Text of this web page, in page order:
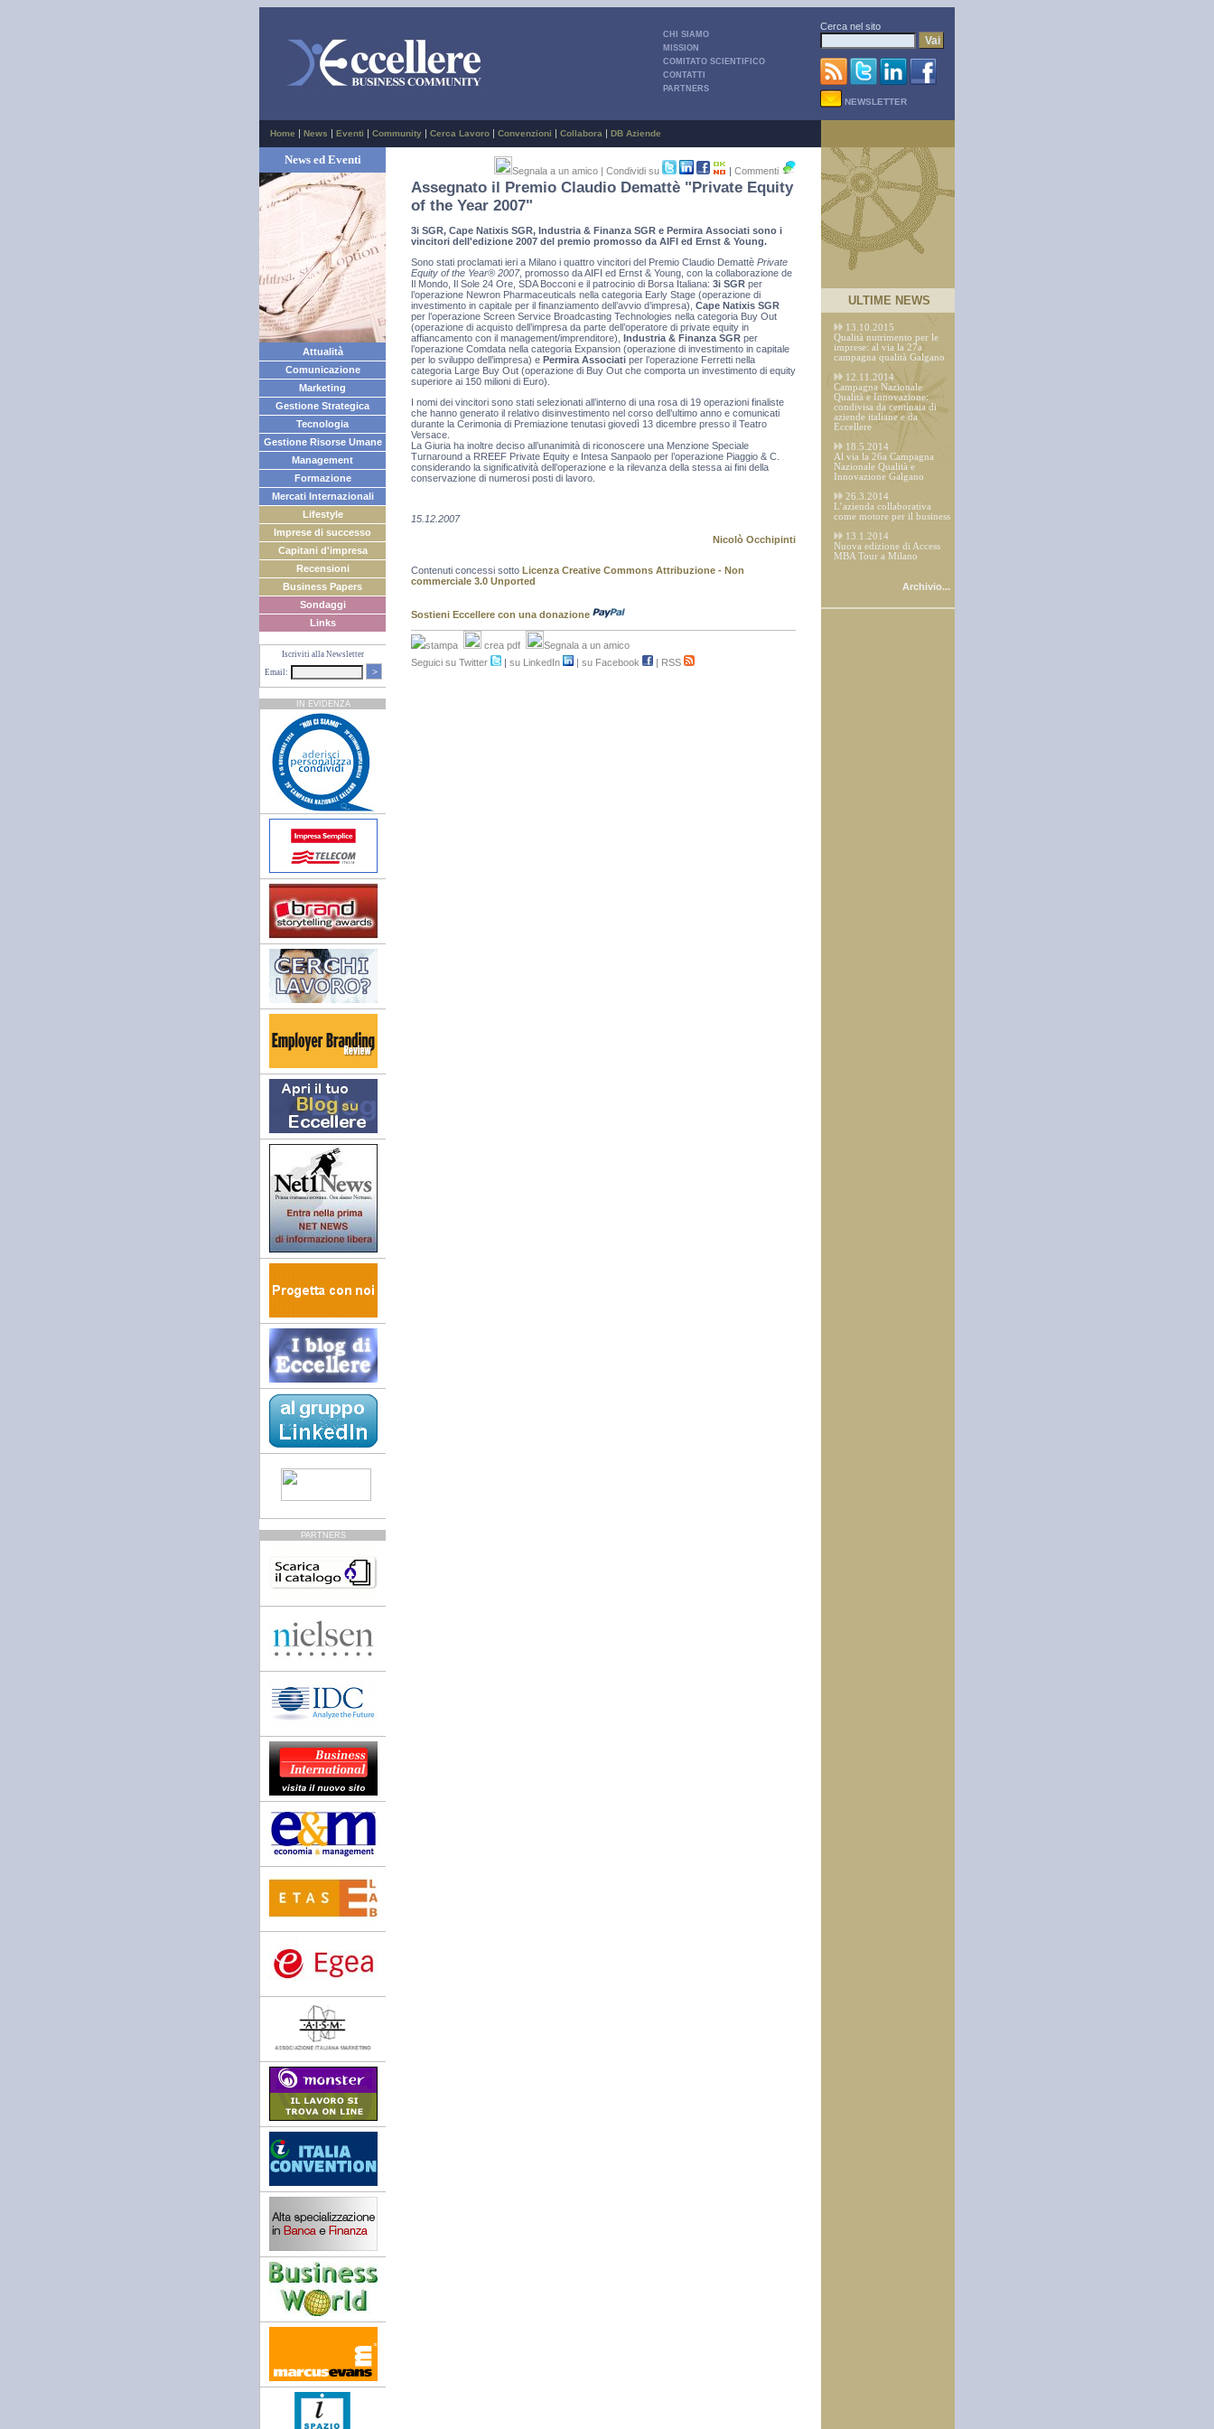
CHI SIAMO
MISSION
COMITATO SCIENTIFICO
CONTATTI
PARTNERS
Cerca nel sito
Vai
NEWSLETTER
Home | News | Eventi | Community | Cerca Lavoro | Convenzioni | Collabora | DB Aziende
News ed Eventi
Attualità
Comunicazione
Marketing
Gestione Strategica
Tecnologia
Gestione Risorse Umane
Management
Formazione
Mercati Internazionali
Lifestyle
Imprese di successo
Capitani d'impresa
Recensioni
Business Papers
Sondaggi
Links
Iscriviti alla Newsletter
Email:
>
IN EVIDENZA
PARTNERS
Segnala a un amico | Condividi su | Commenti
Assegnato il Premio Claudio Demattè "Private Equity
of the Year 2007"
3i SGR, Cape Natixis SGR, Industria & Finanza SGR e Permira Associati sono i
vincitori dell'edizione 2007 del premio promosso da AIFI ed Ernst & Young.
Sono stati proclamati ieri a Milano i quattro vincitori del Premio Claudio Demattè Private
Equity of the Year® 2007, promosso da AIFI ed Ernst & Young, con la collaborazione de
Il Mondo, Il Sole 24 Ore, SDA Bocconi e il patrocinio di Borsa Italiana: 3i SGR per
l’operazione Newron Pharmaceuticals nella categoria Early Stage (operazione di
investimento in capitale per il finanziamento dell’avvio d’impresa), Cape Natixis SGR
per l’operazione Screen Service Broadcasting Technologies nella categoria Buy Out
(operazione di acquisto dell’impresa da parte dell’operatore di private equity in
affiancamento con il management/imprenditore), Industria & Finanza SGR per
l’operazione Comdata nella categoria Expansion (operazione di investimento in capitale
per lo sviluppo dell’impresa) e Permira Associati per l’operazione Ferretti nella
categoria Large Buy Out (operazione di Buy Out che comporta un investimento di equity
superiore ai 150 milioni di Euro).
I nomi dei vincitori sono stati selezionati all’interno di una rosa di 19 operazioni finaliste
che hanno generato il relativo disinvestimento nel corso dell’ultimo anno e comunicati
durante la Cerimonia di Premiazione tenutasi giovedì 13 dicembre presso il Teatro
Versace.
La Giuria ha inoltre deciso all’unanimità di riconoscere una Menzione Speciale
Turnaround a RREEF Private Equity e Intesa Sanpaolo per l’operazione Piaggio & C.
considerando la significatività dell’operazione e la rilevanza della stessa ai fini della
conservazione di numerosi posti di lavoro.
15.12.2007
Nicolò Occhipinti
Contenuti concessi sotto Licenza Creative Commons Attribuzione - Non
commerciale 3.0 Unported
Sostieni Eccellere con una donazione
stampa crea pdf
Segnala a un amico
Seguici su Twitter
| su LinkedIn | su Facebook | RSS
ULTIME NEWS
13.10.2015
Qualità nutrimento per le
imprese: al via la 27a
campagna qualità Galgano
12.11.2014
Campagna Nazionale
Qualità e Innovazione:
condivisa da centinaia di
aziende italiane e da
Eccellere
18.5.2014
Al via la 26a Campagna
Nazionale Qualità e
Innovazione Galgano
26.3.2014
L’azienda collaborativa
come motore per il business
13.1.2014
Nuova edizione di Access
MBA Tour a Milano
Archivio...